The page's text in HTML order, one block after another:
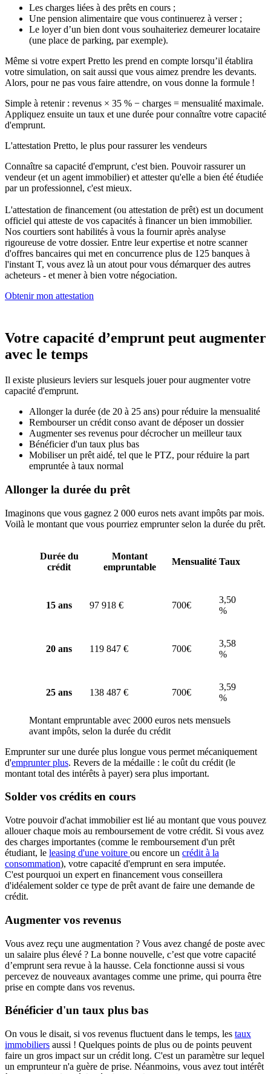
Les charges liées à des prêts en cours ;
Une pension alimentaire que vous continuerez à verser ;
Le loyer d’un bien dont vous souhaiteriez demeurer locataire
(une place de parking, par exemple).
Même si votre expert Pretto les prend en compte lorsqu’il établira
votre simulation, on sait aussi que vous aimez prendre les devants.
Alors, pour ne pas vous faire attendre, on vous donne la formule !
Simple à retenir : revenus × 35 % − charges = mensualité maximale.
Appliquez ensuite un taux et une durée pour connaître votre capacité
d'emprunt.
L'attestation Pretto, le plus pour rassurer les vendeurs
Connaître sa capacité d'emprunt, c'est bien. Pouvoir rassurer un
vendeur (et un agent immobilier) et attester qu'elle a bien été étudiée
par un professionnel, c'est mieux.
L'attestation de financement (ou attestation de prêt) est un document
officiel qui atteste de vos capacités à financer un bien immobilier.
Nos courtiers sont habilités à vous la fournir après analyse
rigoureuse de votre dossier. Entre leur expertise et notre scanner
d'offres bancaires qui met en concurrence plus de 125 banques à
l'instant T, vous avez là un atout pour vous démarquer des autres
acheteurs - et mener à bien votre négociation.
Obtenir mon attestation
Votre capacité d’emprunt peut augmenter
avec le temps
Il existe plusieurs leviers sur lesquels jouer pour augmenter votre
capacité d'emprunt.
Allonger la durée (de 20 à 25 ans) pour réduire la mensualité
Rembourser un crédit conso avant de déposer un dossier
Augmenter ses revenus pour décrocher un meilleur taux
Bénéficier d'un taux plus bas
Mobiliser un prêt aidé, tel que le PTZ, pour réduire la part
empruntée à taux normal
Allonger la durée du prêt
Imaginons que vous gagnez 2 000 euros nets avant impôts par mois.
Voilà le montant que vous pourriez emprunter selon la durée du prêt.
Durée du
crédit
Montant
empruntable
Mensualité Taux
15 ans 97 918 € 700€
3,50
%
20 ans 119 847 € 700€
3,58
%
25 ans 138 487 € 700€
3,59
%
Montant empruntable avec 2000 euros nets mensuels
avant impôts, selon la durée du crédit
Emprunter sur une durée plus longue vous permet mécaniquement
d'emprunter plus. Revers de la médaille : le coût du crédit (le
montant total des intérêts à payer) sera plus important.
Solder vos crédits en cours
Votre pouvoir d'achat immobilier est lié au montant que vous pouvez
allouer chaque mois au remboursement de votre crédit. Si vous avez
des charges importantes (comme le remboursement d'un prêt
étudiant, le leasing d'une voiture ou encore un crédit à la
consommation), votre capacité d'emprunt en sera imputée.
C'est pourquoi un expert en financement vous conseillera
d'idéalement solder ce type de prêt avant de faire une demande de
crédit.
Augmenter vos revenus
Vous avez reçu une augmentation ? Vous avez changé de poste avec
un salaire plus élevé ? La bonne nouvelle, c’est que votre capacité
d’emprunt sera revue à la hausse. Cela fonctionne aussi si vous
percevez de nouveaux avantages comme une prime, qui pourra être
prise en compte dans vos revenus.
Bénéficier d'un taux plus bas
On vous le disait, si vos revenus fluctuent dans le temps, les taux
immobiliers aussi ! Quelques points de plus ou de points peuvent
faire un gros impact sur un crédit long. C'est un paramètre sur lequel
un emprunteur n'a guère de prise. Néanmoins, vous avez tout intérêt